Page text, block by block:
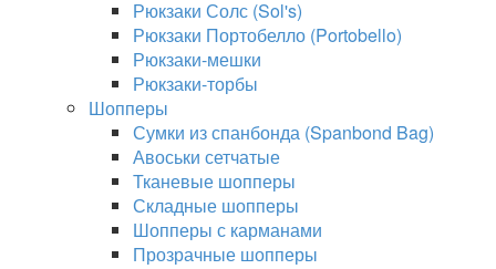
Рюкзаки Солс (Sol's)
Рюкзаки Портобелло (Portobello)
Рюкзаки-мешки
Рюкзаки-торбы
Шопперы
Сумки из спанбонда (Spanbond Bag)
Авоськи сетчатые
Тканевые шопперы
Складные шопперы
Шопперы с карманами
Прозрачные шопперы